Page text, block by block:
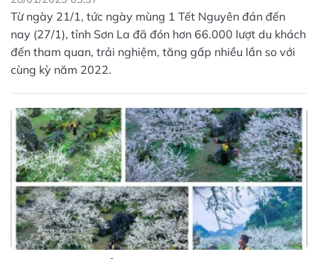
Từ ngày 21/1, tức ngày mùng 1 Tết Nguyên đán đến
nay (27/1), tỉnh Sơn La đã đón hơn 66.000 lượt du khách
đến tham quan, trải nghiệm, tăng gấp nhiều lần so với
cùng kỳ năm 2022.